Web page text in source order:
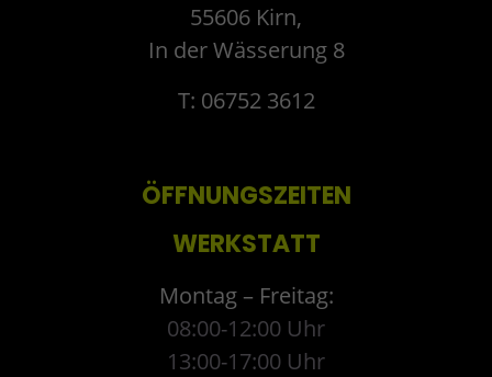
55606 Kirn,
In der Wässerung 8
T: 06752 3612
ÖFFNUNGSZEITEN
WERKSTATT
Montag – Freitag:
08:00-12:00 Uhr
13:00-17:00 Uhr